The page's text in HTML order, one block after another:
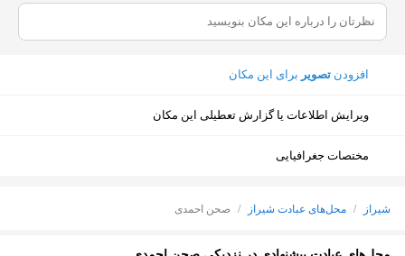
افزودن تصویر برای این مکان
ویرایش اطلاعات یا گزارش تعطیلی این مکان
مختصات جغرافیایی
شیراز / محل‌های عبادت شیراز / صحن احمدی